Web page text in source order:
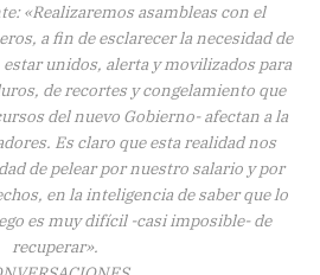
«Realizaremos asambleas con el
a fin de esclarecer la necesidad de
unidos, alerta y movilizados para
de recortes y congelamiento que
del nuevo Gobierno- afectan a la
Es claro que esta realidad nos
de pelear por nuestro salario y por
en la inteligencia de saber que lo
es muy difícil -casi imposible- de
recuperar».